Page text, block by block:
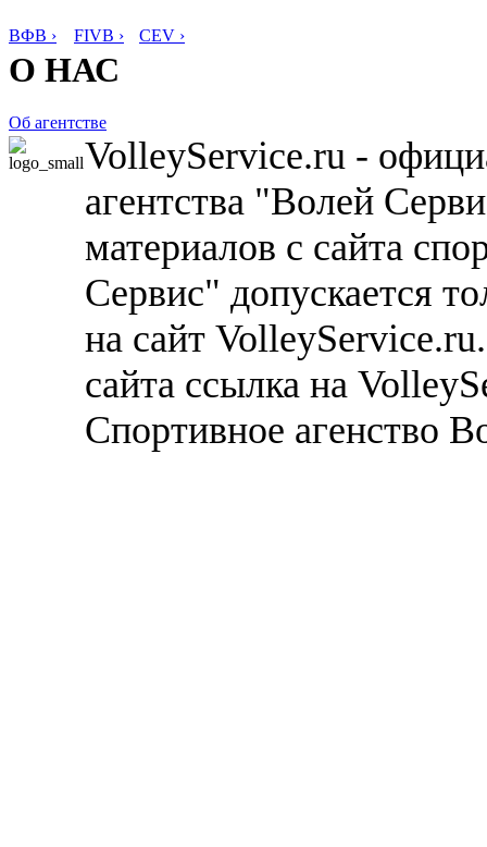
ВФВ › FIVB › CEV ›
О НАС
Об агентстве
VolleyService.ru -
агентства "Волей
материалов с сайта
Сервис" допускается
на сайт
сайта ссылка на
Спортивное агенство